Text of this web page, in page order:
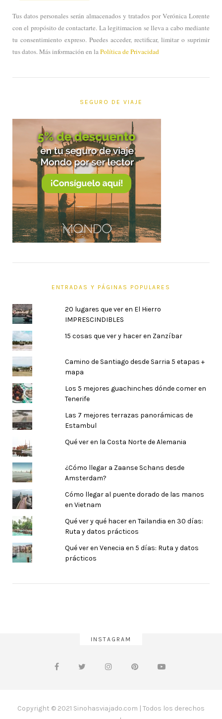
Tus datos personales serán almacenados y tratados por Verónica Lorente
con el propósito de contactarte. La legitimacion se lleva a cabo mediante
tu consentimiento expreso. Puedes acceder, rectificar, limitar o suprimir
tus datos. Más información en laPolítica de Privacidad
SEGURO DE VIAJE
ENTRADAS Y PÁGINAS POPULARES
20 lugares que ver en El Hierro
IMPRESCINDIBLES
15 cosas que ver y hacer en Zanzíbar
Camino de Santiago desde Sarria 5 etapas +
mapa
Los 5 mejores guachinches dónde comer en
Tenerife
Las 7 mejores terrazas panorámicas de
Estambul
Qué ver en la Costa Norte de Alemania
¿Cómo llegar a Zaanse Schans desde
Amsterdam?
Cómo llegar al puente dorado de las manos
en Vietnam
Qué ver y qué hacer en Tailandia en 30 días:
Ruta y datos prácticos
Qué ver en Venecia en 5 días: Ruta y datos
prácticos
INSTAGRAM
Copyright © 2021 Sinohasviajado.com | Todos los derechos